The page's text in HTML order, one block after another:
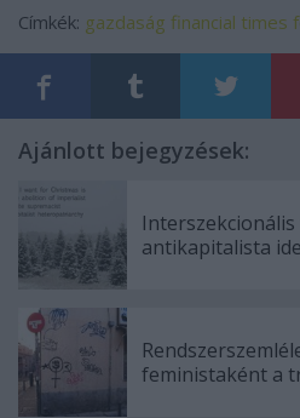
Címkék: gazdaság financial times
Ajánlott bejegyzések:
antikapitalista
feministaként a